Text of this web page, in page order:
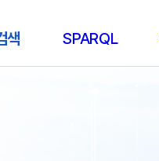
색 SPARQL